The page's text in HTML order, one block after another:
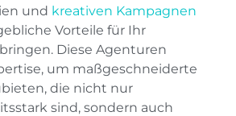
und kreativen Kampagnen
Vorteile für Ihr
Diese Agenturen
um maßgeschneiderte
die nicht nur
sind, sondern auch